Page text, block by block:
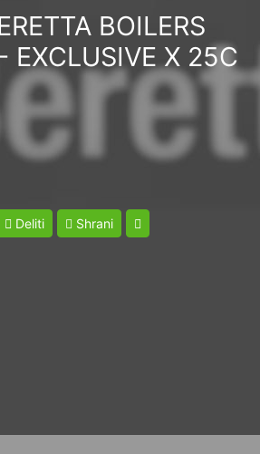
BOILERS
EXCLUSIVE X 25C
Deliti Shrani